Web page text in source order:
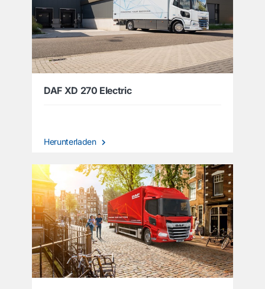
DAF XD 270 Electric
Herunterladen